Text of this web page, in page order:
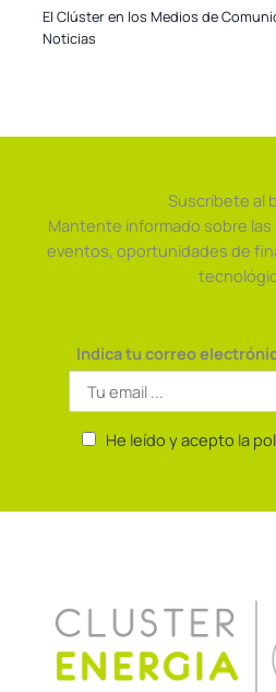
El Clúster en los Medios de
Noticias
Suscríbete al
Mantente informado sobre
eventos, oportunidades de
Indica tu correo
He leído y acepto la